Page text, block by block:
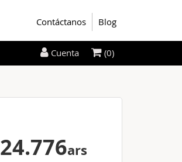
Contáctanos Blog
24.776ars
Cuenta (0)